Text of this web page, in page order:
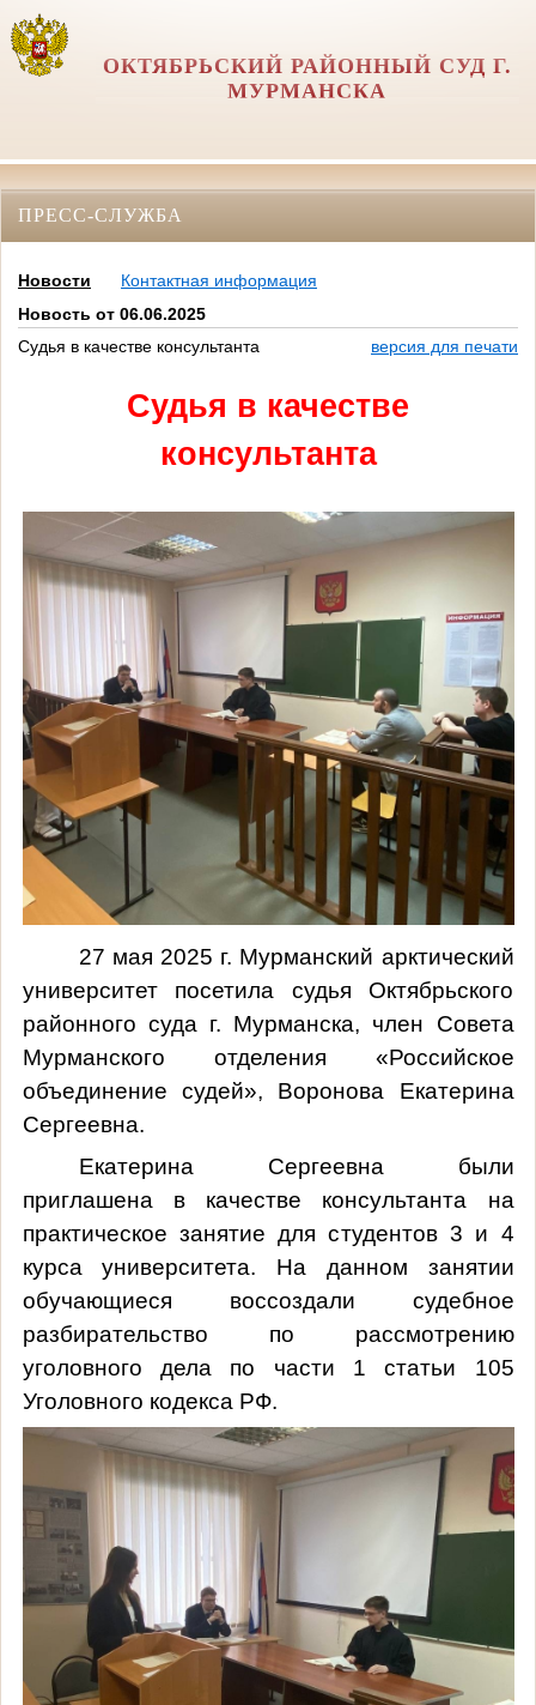
ОКТЯБРЬСКИЙ РАЙОННЫЙ СУД Г.
МУРМАНСКА
ПРЕСС-СЛУЖБА
Новости
Контактная информация
Новость от 06.06.2025
Судья в качестве консультанта
версия для печати
Судья в качестве
консультанта
27 мая 2025 г. Мурманский арктический
университет посетила судья Октябрьского
районного суда г. Мурманска, член Совета
Мурманского отделения «Российское
объединение судей», Воронова Екатерина
Сергеевна.
Екатерина Сергеевна были
приглашена в качестве консультанта на
практическое занятие для студентов 3 и 4
курса университета. На данном занятии
обучающиеся воссоздали судебное
разбирательство по рассмотрению
уголовного дела по части 1 статьи 105
Уголовного кодекса РФ.